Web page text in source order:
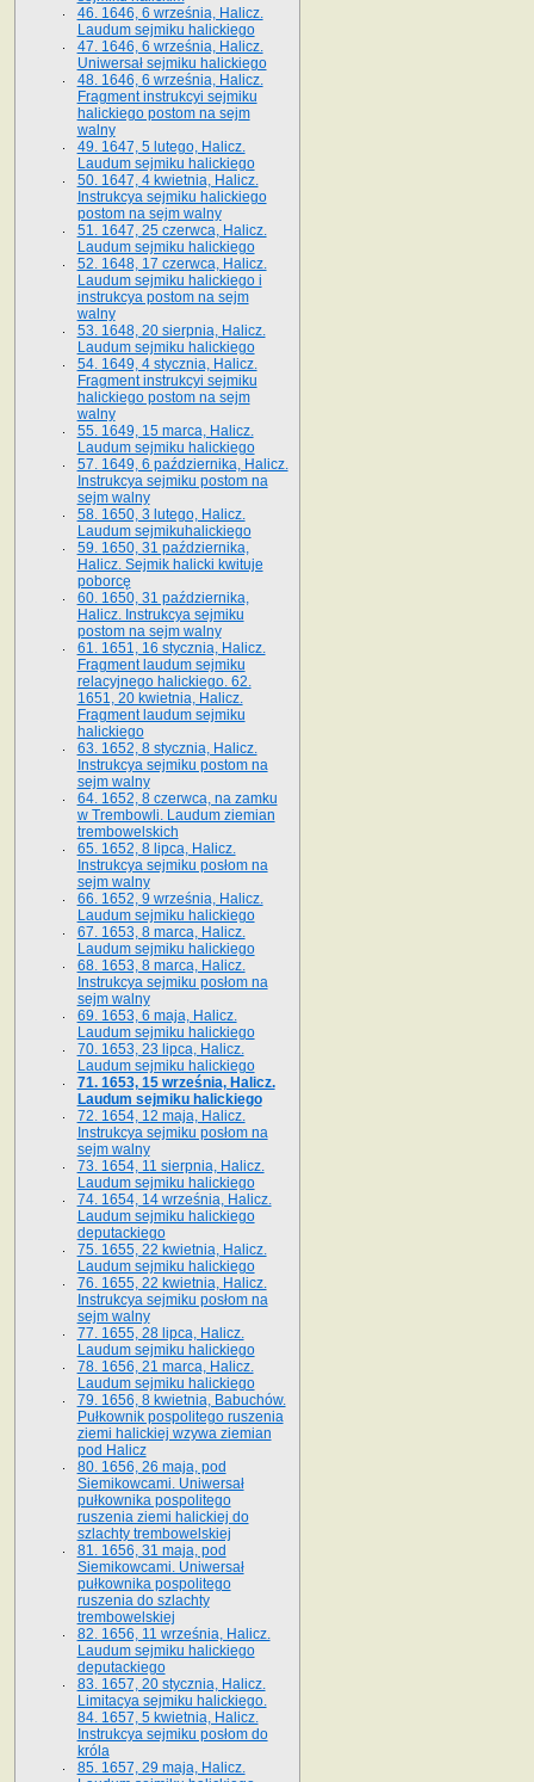
46. 1646, 6 września, Halicz.
Laudum sejmiku halickiego
47. 1646, 6 września, Halicz.
Uniwersał sejmiku halickiego
48. 1646, 6 września, Halicz.
Fragment instrukcyi sejmiku
halickiego postom na sejm
walny
49. 1647, 5 lutego, Halicz.
Laudum sejmiku halickiego
50. 1647, 4 kwietnia, Halicz.
Instrukcya sejmiku halickiego
postom na sejm walny
51. 1647, 25 czerwca, Halicz.
Laudum sejmiku halickiego
52. 1648, 17 czerwca, Halicz.
Laudum sejmiku halickiego i
instrukcya postom na sejm
walny
53. 1648, 20 sierpnia, Halicz.
Laudum sejmiku halickiego
54. 1649, 4 stycznia, Halicz.
Fragment instrukcyi sejmiku
halickiego postom na sejm
walny
55. 1649, 15 marca, Halicz.
Laudum sejmiku halickiego
57. 1649, 6 października, Halicz.
Instrukcya sejmiku postom na
sejm walny
58. 1650, 3 lutego, Halicz.
Laudum sejmikuhalickiego
59. 1650, 31 października,
Halicz. Sejmik halicki kwituje
poborcę
60. 1650, 31 października,
Halicz. Instrukcya sejmiku
postom na sejm walny
61. 1651, 16 stycznia, Halicz.
Fragment laudum sejmiku
relacyjnego halickiego. 62.
1651, 20 kwietnia, Halicz.
Fragment laudum sejmiku
halickiego
63. 1652, 8 stycznia, Halicz.
Instrukcya sejmiku postom na
sejm walny
64. 1652, 8 czerwca, na zamku
w Trembowli. Laudum ziemian
trembowelskich
65. 1652, 8 lipca, Halicz.
Instrukcya sejmiku posłom na
sejm walny
66. 1652, 9 września, Halicz.
Laudum sejmiku halickiego
67. 1653, 8 marca, Halicz.
Laudum sejmiku halickiego
68. 1653, 8 marca, Halicz.
Instrukcya sejmiku posłom na
sejm walny
69. 1653, 6 maja, Halicz.
Laudum sejmiku halickiego
70. 1653, 23 lipca, Halicz.
Laudum sejmiku halickiego
71. 1653, 15 września, Halicz.
Laudum sejmiku halickiego
72. 1654, 12 maja, Halicz.
Instrukcya sejmiku posłom na
sejm walny
73. 1654, 11 sierpnia, Halicz.
Laudum sejmiku halickiego
74. 1654, 14 września, Halicz.
Laudum sejmiku halickiego
deputackiego
75. 1655, 22 kwietnia, Halicz.
Laudum sejmiku halickiego
76. 1655, 22 kwietnia, Halicz.
Instrukcya sejmiku posłom na
sejm walny
77. 1655, 28 lipca, Halicz.
Laudum sejmiku halickiego
78. 1656, 21 marca, Halicz.
Laudum sejmiku halickiego
79. 1656, 8 kwietnia, Babuchów.
Pułkownik pospolitego ruszenia
ziemi halickiej wzywa ziemian
pod Halicz
80. 1656, 26 maja, pod
Siemikowcami. Uniwersał
pułkownika pospolitego
ruszenia ziemi halickiej do
szlachty trembowelskiej
81. 1656, 31 maja, pod
Siemikowcami. Uniwersał
pułkownika pospolitego
ruszenia do szlachty
trembowelskiej
82. 1656, 11 września, Halicz.
Laudum sejmiku halickiego
deputackiego
83. 1657, 20 stycznia, Halicz.
Limitacya sejmiku halickiego.
84. 1657, 5 kwietnia, Halicz.
Instrukcya sejmiku posłom do
króla
85. 1657, 29 maja, Halicz.